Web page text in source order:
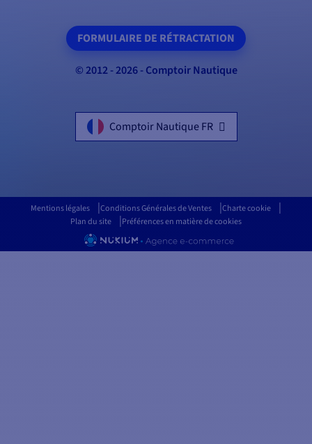
FORMULAIRE DE RÉTRACTATION
© 2012 - 2026 - Comptoir Nautique
Comptoir Nautique FR
Mentions légales Conditions Générales de Ventes
Charte cookie
Plan du site
Préférences en matière de cookies